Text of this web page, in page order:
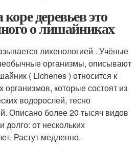
деревьев это
о лишайниках
лихенологией . Учёные
организмы, описывают
( Lichenes ) относится к
которые состоят из
водорослей, тесно
Описано более 20 тысяч видов
от нескольких
Растут медленно.